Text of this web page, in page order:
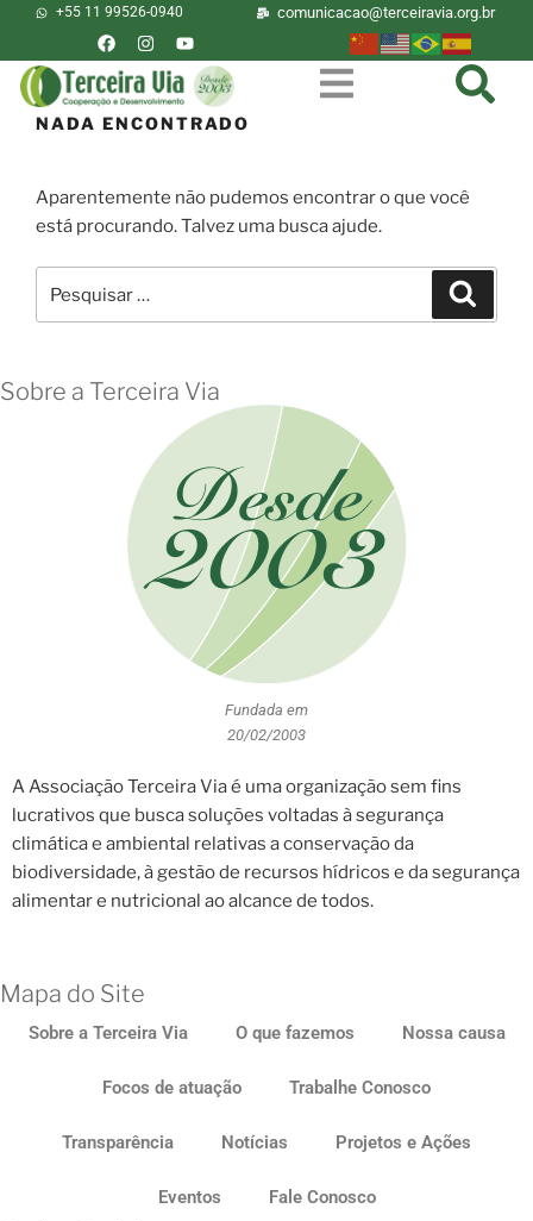
+55 11 99526-0940 comunicacao@terceiravia.org.br
NADA ENCONTRADO
Aparentemente não pudemos encontrar o que você
está procurando. Talvez uma busca ajude.
Sobre a Terceira Via
Fundada em
20/02/2003
A Associação Terceira Via é uma organização sem fins
lucrativos que busca soluções voltadas à segurança
climática e ambiental relativas a conservação da
biodiversidade, à gestão de recursos hídricos e da segurança
alimentar e nutricional ao alcance de todos.
Mapa do Site
Sobre a Terceira Via O que fazemos Nossa causa
Focos de atuação Trabalhe Conosco
Transparência Notícias Projetos e Ações
Eventos Fale Conosco